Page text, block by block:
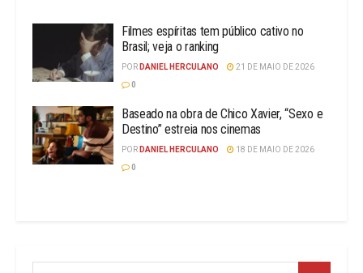
Filmes espíritas tem público cativo no
Brasil; veja o ranking
POR DANIEL HERCULANO
21 DE MAIO DE 2026
0
Baseado na obra de Chico Xavier, “Sexo e
Destino” estreia nos cinemas
POR DANIEL HERCULANO
18 DE MAIO DE 2026
0